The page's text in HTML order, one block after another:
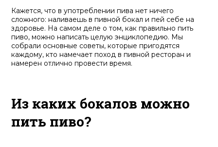
Кажется, что в употреблении пива нет ничего
сложного: наливаешь в пивной бокал и пей себе на
здоровье. На самом деле о том, как правильно пить
пиво, можно написать целую энциклопедию. Мы
собрали основные советы, которые пригодятся
каждому, кто намечает поход в пивной ресторан и
намерен отлично провести время.
Из каких бокалов можно
пить пиво?